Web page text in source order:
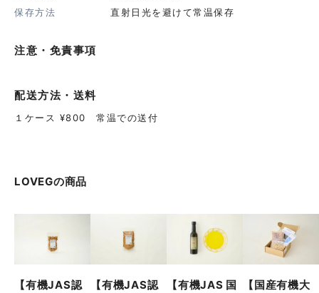
保存方法
直射日光を避けて常温保存
注意・免責事項
配送方法・送料
１ケース ¥800 常温での送付
LOVEGの商品
【有機JAS認
【有機JAS認
【有機JAS 国
【国産有機大